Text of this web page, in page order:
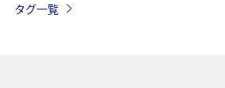
タグ一覧